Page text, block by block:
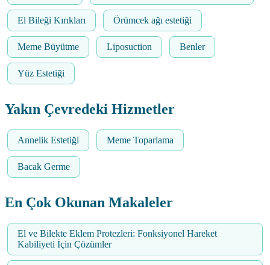
El Bileği Kırıkları Örümcek ağı estetiği
Meme Büyütme Liposuction Benler
Yüz Estetiği
Yakın Çevredeki Hizmetler
Annelik Estetiği Meme Toparlama
Bacak Germe
En Çok Okunan Makaleler
El ve Bilekte Eklem Protezleri: Fonksiyonel Hareket
Kabiliyeti İçin Çözümler